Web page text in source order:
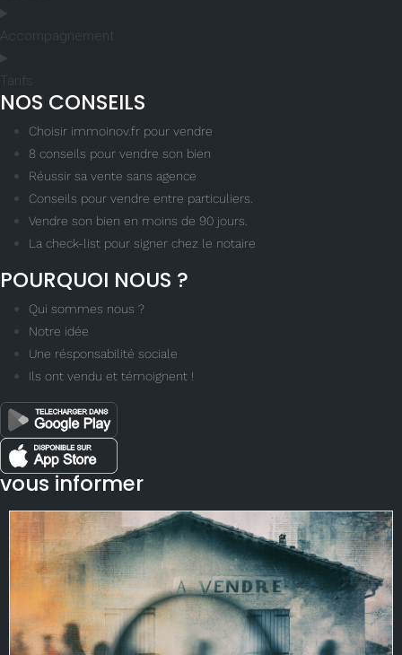
Accompagnement
Tarifs
NOS CONSEILS
Choisir immoinov.fr pour vendre
8 conseils pour vendre son bien
Réussir sa vente sans agence
Conseils pour vendre entre particuliers.
Vendre son bien en moins de 90 jours.
La check-list pour signer chez le notaire
POURQUOI NOUS ?
Qui sommes nous ?
Notre idée
Une résponsabilité sociale
Ils ont vendu et témoignent !
vous informer